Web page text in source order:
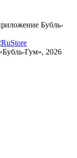
Бубль-
Гум», 2026